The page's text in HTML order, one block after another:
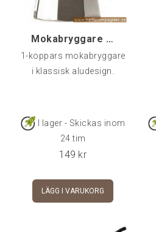
Mokabryggare Alu, 1-kopp
1-koppars mokabryggare
i klassisk aludesign.
I lager - Skickas inom
24 tim
149 kr
LÄGG I VARUKORG